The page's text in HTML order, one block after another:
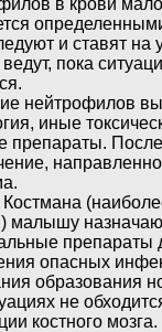
и ставят на
пока
нейтрофилов
иные
препараты.
Костмана
малышу
препараты
опасных
образования
не
костного мозга.